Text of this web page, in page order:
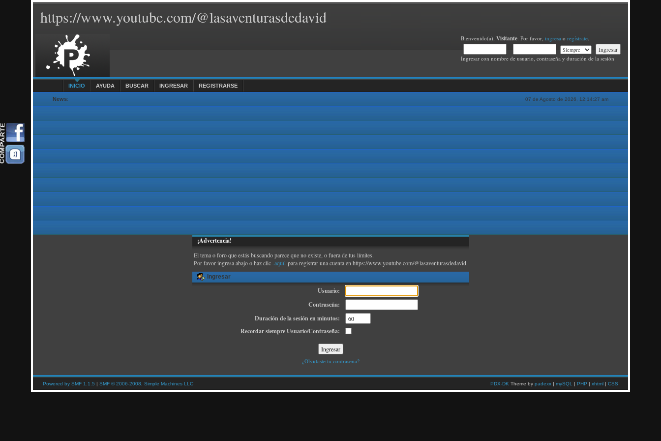
https://www.youtube.com/@lasaventurasdedavid
Bienvenido(a), Visitante. Por favor, ingresao regístrate.
Ingresar con nombre de usuario, contraseña y duración de la sesión
INICIO AYUDA BUSCAR INGRESAR REGISTRARSE
07 de Agosto de 2026, 12:14:27 am
News:
¡Advertencia!
El tema o foro que estás buscando parece que no existe, o fuera de tus límites.
Por favor ingresa abajo o haz clic-aquí-para registrar una cuenta en https://www.youtube.com/@lasaventurasdedavid.
Ingresar
Usuario:
Contraseña:
Duración de la sesión en minutos:
Recordar siempre Usuario/Contraseña:
¿Olvidaste tu contraseña?
Powered by SMF 1.1.5 |SMF © 2006-2008, Simple Machines LLC PDX-DK Theme by padexx| mySQL | PHP | xhtml| CSS